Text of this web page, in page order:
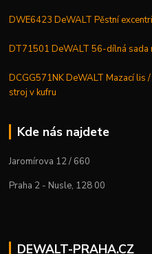
DWE6423 DeWALT Pěstní
DT71501 DeWALT 56-dílná sada
DCGG571NK DeWALT Mazací lis
stroj v kufru
Kde nás najdete
Jaromírova 12 / 660
Praha 2 - Nusle, 128 00
DEWALT-PRAHA.CZ